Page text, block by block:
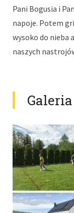
Pani Bogusia i
napoje. Potem
wysoko do nieba
naszych
Galeria